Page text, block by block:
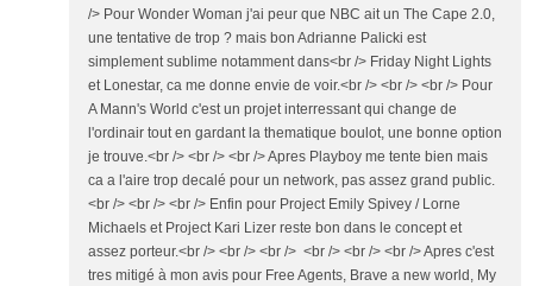
/> Pour Wonder Woman j'ai peur que NBC ait un The Cape 2.0,
une tentative de trop ? mais bon Adrianne Palicki est
simplement sublime notamment dans<br /> Friday Night Lights
et Lonestar, ca me donne envie de voir.<br /> <br /> <br /> Pour
A Mann's World c'est un projet interressant qui change de
l'ordinair tout en gardant la thematique boulot, une bonne option
je trouve.<br /> <br /> <br /> Apres Playboy me tente bien mais
ca a l'aire trop decalé pour un network, pas assez grand public.
<br /> <br /> <br /> Enfin pour Project Emily Spivey / Lorne
Michaels et Project Kari Lizer reste bon dans le concept et
assez porteur.<br /> <br /> <br /> <br /> <br /> <br /> Apres c'est
tres mitigé à mon avis pour Free Agents, Brave a new world, My